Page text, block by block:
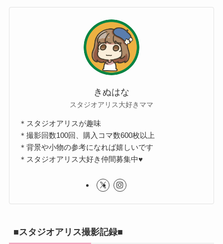
きぬはな
スタジオアリス大好きママ
＊スタジオアリスが趣味
＊撮影回数100回、購入コマ数600枚以上
＊背景や小物の参考になれば嬉しいです
＊スタジオアリス大好き仲間募集中♥
■スタジオアリス撮影記録■